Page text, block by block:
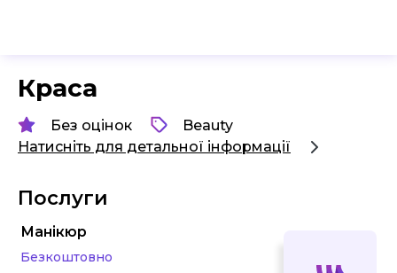
Краса
Без оцінок
Beauty
Натисніть для детальної інформації
Послуги
Манікюр
Безкоштовно